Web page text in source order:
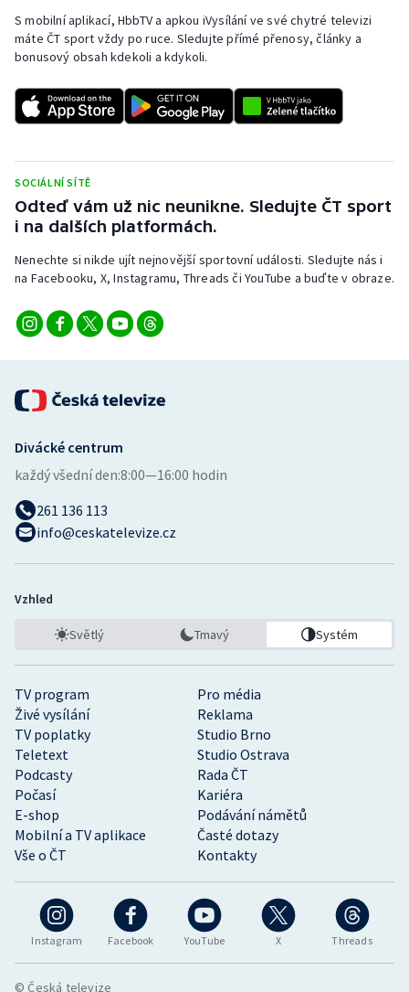
Rychlobruslení
Rychlostní kanoistika
Short track
Stolní tenis
Triatlon
Veslování
Vodní slalom
Volejbal
Ostatní
S mobilní aplikací, HbbTV a apkou iVysílání ve své chytré televizi
máte ČT sport vždy po ruce. Sledujte přímé přenosy, články a
bonusový obsah kdekoli a kdykoli.
SOCIÁLNÍ SÍTĚ
Odteď vám už nic neunikne. Sledujte ČT sport
i na dalších platformách.
Nenechte si nikde ujít nejnovější sportovní události. Sledujte nás i
na Facebooku, X, Instagramu, Threads či YouTube a buďte v obraze.
Instagram Facebook YouTube X Threads
TV program
Pro média
Živé vysílání
Reklama
TV poplatky
Studio Brno
Teletext
Studio Ostrava
Podcasty
Rada ČT
Počasí
Kariéra
E-shop
Podávání námětů
Mobilní a TV aplikace
Časté dotazy
Vše o ČT
Kontakty
Divácké centrum
každý všední den:8:00—16:00 hodin
261 136 113
info@ceskatelevize.cz
Vzhled
Světlý Tmavý Systém
© Česká televize